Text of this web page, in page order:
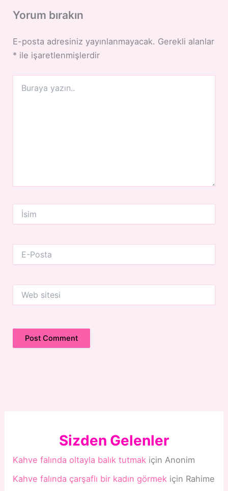
Yorum bırakın
E-posta adresiniz yayınlanmayacak. Gerekli alanlar
* ile işaretlenmişlerdir
yazın..
İsim
Posta
sitesi
Sizden Gelenler
Kahve falında oltayla balık tutmak içinAnonim
Kahve falında çarşaflı bir kadın görmek için Rahime